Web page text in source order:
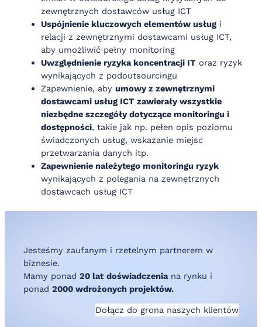
zewnętrznych dostawców usług ICT
Uspójnienie kluczowych elementów usług i
relacji z zewnętrznymi dostawcami usług ICT,
aby umożliwić pełny monitoring
Uwzględnienie ryzyka koncentracji IT oraz ryzyk
wynikających z podoutsourcingu
Zapewnienie, abyumowy z zewnętrznymi
dostawcami usług ICT zawierały wszystkie
niezbędne szczegóły dotyczące monitoringu i
dostępności, takie jak np. pełen opis poziomu
świadczonych usług, wskazanie miejsc
przetwarzania danych itp.
Zapewnienie należytego monitoringu ryzyk
wynikających z polegania na zewnętrznych
dostawcach usług ICT
Jesteśmy zaufanym i rzetelnym partnerem w
biznesie.
Mamy ponad 20 lat doświadczeniana rynku i
ponad 2000 wdrożonych projektów.
Dołącz do grona naszych klientów